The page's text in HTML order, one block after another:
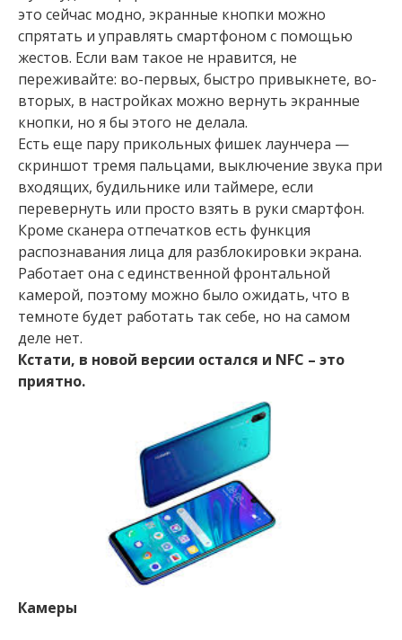
это сейчас модно, экранные кнопки можно
спрятать и управлять смартфоном с помощью
жестов. Если вам такое не нравится, не
переживайте: во-первых, быстро привыкнете, во-
вторых, в настройках можно вернуть экранные
кнопки, но я бы этого не делала.
Есть еще пару прикольных фишек лаунчера —
скриншот тремя пальцами, выключение звука при
входящих, будильнике или таймере, если
перевернуть или просто взять в руки смартфон.
Кроме сканера отпечатков есть функция
распознавания лица для разблокировки экрана.
Работает она с единственной фронтальной
камерой, поэтому можно было ожидать, что в
темноте будет работать так себе, но на самом
деле нет.
Кстати, в новой версии остался и NFC – это
приятно.
Камеры